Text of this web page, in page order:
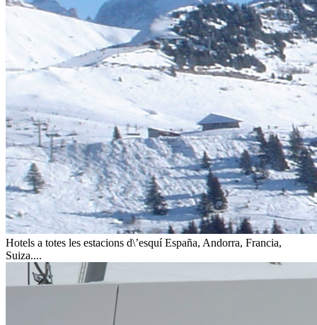
Hotels a totes les estacions d\’esquí España, Andorra, Francia,
Suiza....